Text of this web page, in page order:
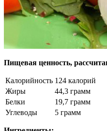
Пищевая ценность,
Калорийность 124 калорий
Жиры
44,3 грамм
Белки
19,7 грамм
Углеводы
5 грамм